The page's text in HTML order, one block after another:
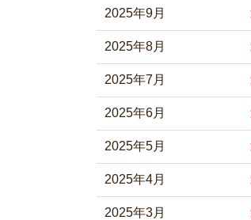
2025年9月
2025年8月
2025年7月
2025年6月
2025年5月
2025年4月
2025年3月